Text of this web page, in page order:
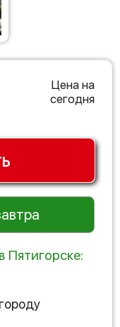
Цена на
сегодня
Пятигорске: